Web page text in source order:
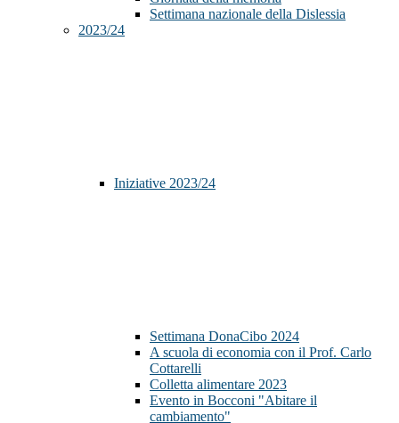
Settimana nazionale della Dislessia
2023/24
Iniziative 2023/24
Settimana DonaCibo 2024
A scuola di economia con il Prof. Carlo
Cottarelli
Colletta alimentare 2023
Evento in Bocconi "Abitare il
cambiamento"